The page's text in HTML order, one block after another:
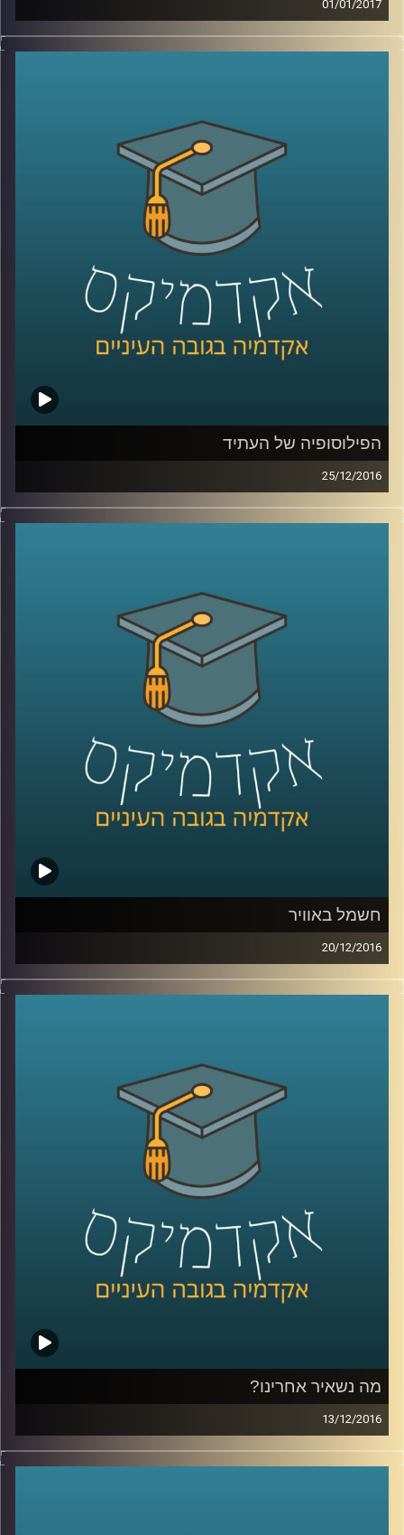
01/01/2017
הדרך של האנושות אל החלל לא היתה פשוטה,
המדע ואל פעילות אסטרונאוטית ארוכה
ומפרכת אף יותר. דוקטור דגנית פייקובסקי
מספרת על שכבות הקושי הנוספות איתן
התמודדו נשים שרצו להשתלב בחקר החלל
ובטיסות מאוישות לחלל. האם חל שיפור
בתחום? תלוי את מי נשאל. גם לנו כחברה יש
מה לעשות כדי להסליל פחות ולהשרות תחושת
מסוגלות בקרב מגדרים שונים ומגזרים שונים
קרדיט תמונות:AudioVersity
הפילוסופיה של העתיד
25/12/2016
פילוסופיה היא תחום מחקר חכם, שמספק כלים ונתיבים
לחשוב בעזרתם על סוגיות מורכבות. אושי שהם קראוס,
עוזרות לנו להרהר במה שיקרה בעתיד בהיבטים כלכליים,
מדיניים, מוסריים ואחרים. הפילוסופיה היא המקום הפתוח
שמאפשר לחשוב בלי מסגרות, להלך בין קירות שבורים ולנסות
לבנות מהם את הלא נודע. מוזמנים ומוזמנות להאזין ולתרגל
AudioVersity
חשמל באוויר
20/12/2016
הרשת כבר קיימת, עכשיו השאלה היא אילו
אלה באלה? דוקטור יעל פרג כהן מינץ מספרת
על פיתוחים וחידושים בשוק החשמל ומתארת
גם אותנו במילה שלא הכרתם – יצרכנים
כיצד התופעה משפיעה על
צריכת החשמל והאם בסופו של יום נצליח
להשפיע לטובה על פליטות גזי החממה? אולי
כדאי להתקין פאנלים סולאריים על גגות הבתים
?
קרדיט תמונות:AudioVersity
מה נשאיר אחרינו?
13/12/2016
דיני הירושה בישראל מכבדים את רצונו של
שמגדיר אותם החוק, וכנראה גם הנורמות של